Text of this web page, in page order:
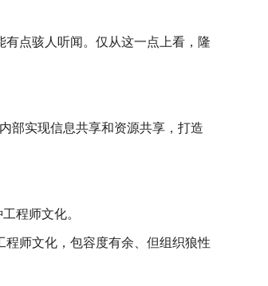
点骇人听闻。仅从这一点上看，隆
部实现信息共享和资源共享，打造
程师文化。
师文化，包容度有余、但组织狼性